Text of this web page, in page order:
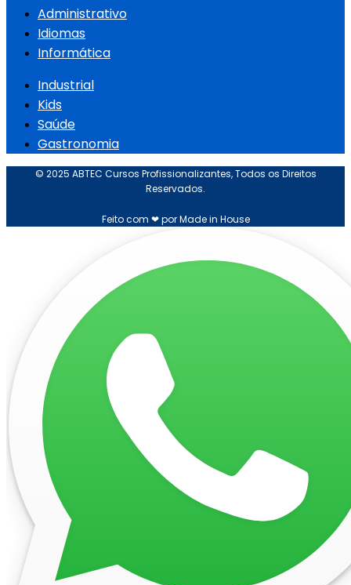
Administrativo
Idiomas
Informática
Industrial
Kids
Saúde
Gastronomia
© 2025 ABTEC Cursos Profissionalizantes, Todos os Direitos
Reservados.
Feito com ❤ por Made in House